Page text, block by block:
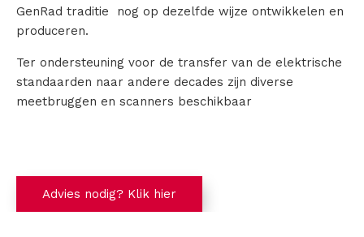
Advies nodig? Klik hier
GenRad traditie nog op dezelfde wijze ontwikkelen en
produceren.
Ter ondersteuning voor de transfer van de elektrische
standaarden naar andere decades zijn diverse
meetbruggen en scanners beschikbaar